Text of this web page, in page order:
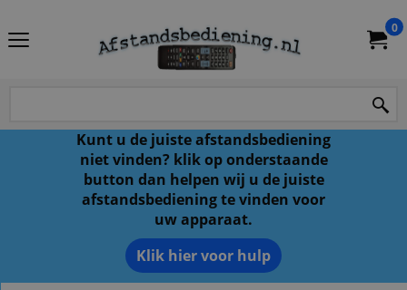
0
Kunt u de juiste afstandsbediening
niet vinden? klik op onderstaande
button dan helpen wij u de juiste
afstandsbediening te vinden voor
uw apparaat.
Klik hier voor hulp